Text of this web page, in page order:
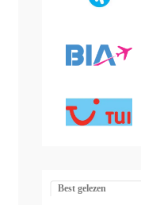
Best gelezen